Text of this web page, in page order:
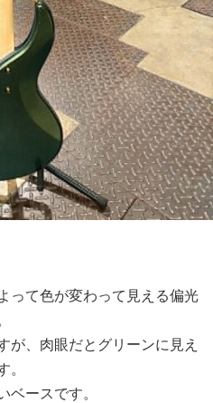
って色が変わって見える偏光
が、肉眼だとグリーンに見え
。
ベースです。